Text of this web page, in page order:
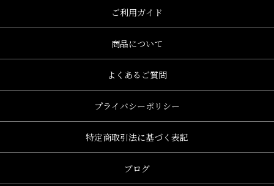
ご利用ガイド
商品について
よくあるご質問
プライバシーポリシー
特定商取引法に基づく表記
ブログ